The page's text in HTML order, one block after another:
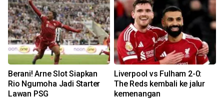
Berani! Arne Slot Siapkan
Rio Ngumoha Jadi Starter
Lawan PSG
Liverpool vs Fulham 2-0:
The Reds kembali ke jalur
kemenangan